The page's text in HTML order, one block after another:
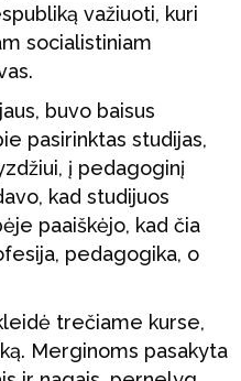
važiuoti, kuri
socialistiniam
buvo baisus
pasirinktas studijas,
į pedagoginį
kad studijuos
paaiškėjo, kad čia
pedagogika, o
trečiame kurse,
Merginoms pasakyta